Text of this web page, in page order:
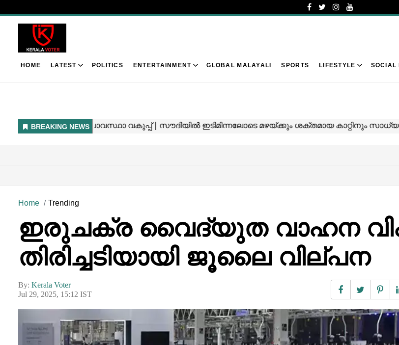
HOME LATEST POLITICS ENTERTAINMENT GLOBAL MALAYALI SPORTS LIFESTYLE SOCIAL
Home Trending
ഇരുചക്ര വൈദ്യുത വാഹന
തിരിച്ചടിയായി ജൂലൈ വില്പന
By: Kerala Voter
Jul 29, 2025, 15:12 IST